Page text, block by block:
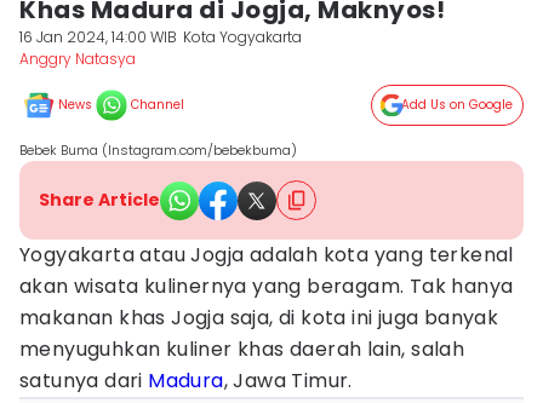
Khas Madura di Jogja, Maknyos!
16 Jan 2024, 14:00 WIB Kota Yogyakarta
Anggry Natasya
News Channel Add Us on Google
Bebek Buma (Instagram.com/bebekbuma)
Share Article
Yogyakarta atau Jogja adalah kota yang terkenal
akan wisata kulinernya yang beragam. Tak hanya
makanan khas Jogja saja, di kota ini juga banyak
menyuguhkan kuliner khas daerah lain, salah
satunya dari Madura, Jawa Timur.